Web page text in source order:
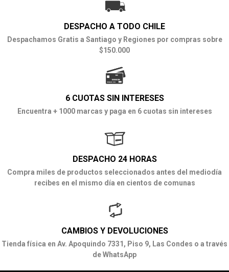
DESPACHO A TODO CHILE
Despachamos Gratis a Santiago y Regiones por compras sobre
$150.000
6 CUOTAS SIN INTERESES
Encuentra + 1000 marcas y paga en 6 cuotas sin intereses
DESPACHO 24 HORAS
Compra miles de productos seleccionados antes del mediodía
recibes en el mismo día en cientos de comunas
CAMBIOS Y DEVOLUCIONES
Tienda física en Av. Apoquindo 7331, Piso 9, Las Condes o a través
de WhatsApp